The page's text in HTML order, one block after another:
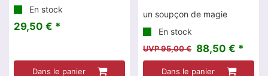
En stock
29,50 € *
Dans le panier
un soupçon de magie
En stock
UVP 95,00 € 88,50 € *
Dans le panier